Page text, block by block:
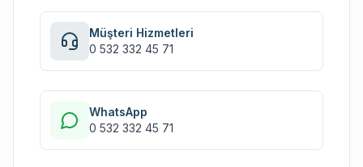
Müşteri Hizmetleri
0 532 332 45 71
WhatsApp
0 532 332 45 71